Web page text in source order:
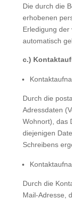
Die durch die
erhobenen
Erledigung der
automatisch
c.)
Durch die
Adressdaten
Wohnort), das
diejenigen
Schreibens
Durch die
Mail-Adresse,